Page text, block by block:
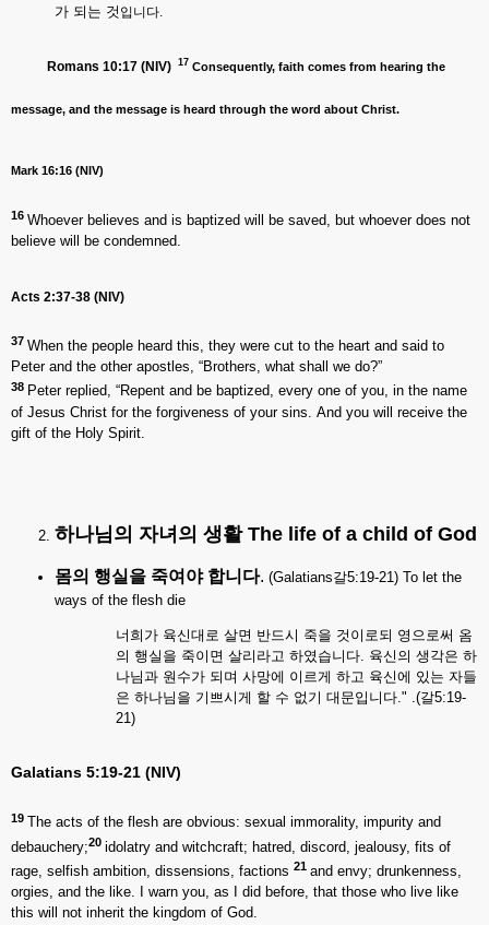
가 되는 것 입니다.
Romans 10:17 (NIV) 17 Consequently, faith comes from hearing the
message, and the message is heard through the word about Christ.
Mark 16:16 (NIV)
16 Whoever believes and is baptized will be saved, but whoever does not
believe will be condemned.
Acts 2:37-38 (NIV)
37 When the people heard this, they were cut to the heart and said to
Peter and the other apostles, “Brothers, what shall we do?”
38 Peter replied, “Repent and be baptized, every one of you, in the name
of Jesus Christ for the forgiveness of your sins. And you will receive the
gift of the Holy Spirit.
하나님의 자녀의 생활The life of a child of God
몸의 행실을 죽여야 합니다. (Galatians갈5:19-21) To let the
ways of the flesh die
너희가 육신대로 살면 반드시 죽을 것이로되 영으로써 옴
의 행실을 죽이면 살리라고 하였습니다. 육신의 생각은 하
나님과 원수가 되며 사망에 이르게 하고 육신에 있는 자들
은 하나님을 기쁘시게 할 수 없기 대문입니다." .(갈5:19-
21)
Galatians 5:19-21 (NIV)
19
The acts of the flesh are obvious: sexual immorality, impurity and
debauchery;20 idolatry and witchcraft; hatred, discord, jealousy, fits of
rage, selfish ambition, dissensions, factions 21 and envy; drunkenness,
orgies, and the like. I warn you, as I did before, that those who live like
this will not inherit the kingdom of God.